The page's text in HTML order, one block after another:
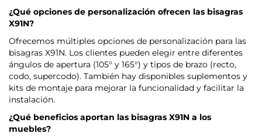
¿Qué opciones de personalización ofrecen las bisagras
X91N?
Ofrecemos múltiples opciones de personalización para las
bisagras X91N. Los clientes pueden elegir entre diferentes
ángulos de apertura (105° y 165°) y tipos de brazo (recto,
codo, supercodo). También hay disponibles suplementos y
kits de montaje para mejorar la funcionalidad y facilitar la
instalación.
¿Qué beneficios aportan las bisagras X91N a los
muebles?